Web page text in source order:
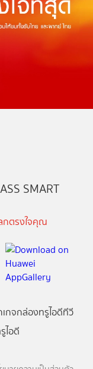
SMART
กตรงใจคุณ
กจกล่องทรูไอดีทีวี
ไอดี